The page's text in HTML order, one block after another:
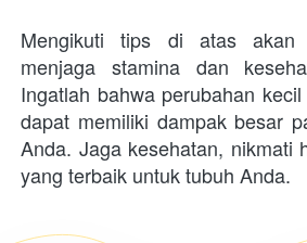
Mengikuti tips di atas akan
menjaga stamina dan
Ingatlah bahwa perubahan
dapat memiliki dampak besar
Anda. Jaga kesehatan, nikmati
yang terbaik untuk tubuh Anda.